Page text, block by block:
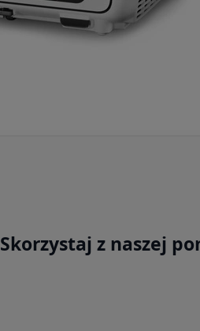
Skorzystaj z naszej